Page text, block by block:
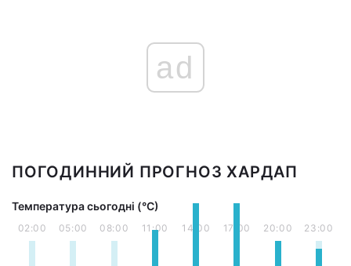
ad
ПОГОДИННИЙ ПРОГНОЗ ХАРДАП
Температура сьогодні (°С)
02:00 05:00 08:00 11:00 14:00 17:00 20:00 23:00